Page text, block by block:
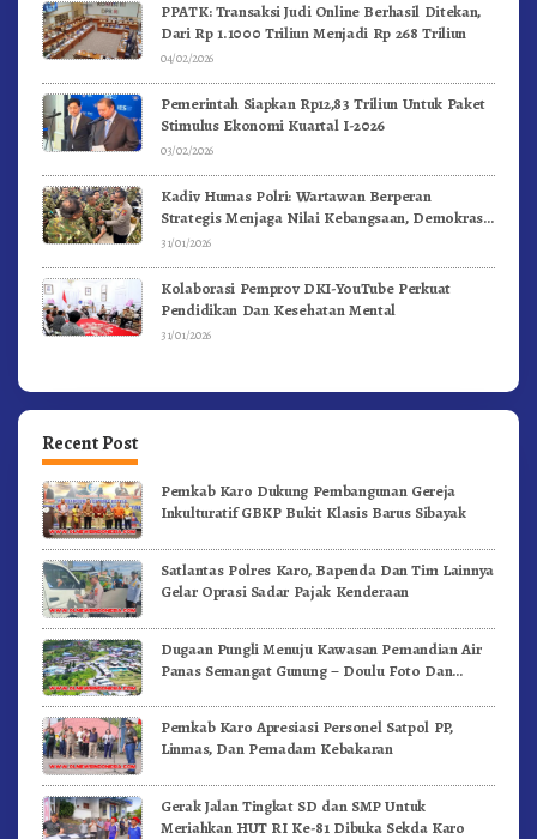
PPATK: Transaksi Judi Online Berhasil Ditekan,
Dari Rp 1.1000 Triliun Menjadi Rp 268 Triliun
04/02/2026
Pemerintah Siapkan Rp12,83 Triliun Untuk Paket
Stimulus Ekonomi Kuartal I-2026
03/02/2026
Kadiv Humas Polri: Wartawan Berperan
Strategis Menjaga Nilai Kebangsaan, Demokrasi,
dan NKRI
31/01/2026
Kolaborasi Pemprov DKI-YouTube Perkuat
Pendidikan Dan Kesehatan Mental
31/01/2026
Recent Post
Pemkab Karo Dukung Pembangunan Gereja
Inkulturatif GBKP Bukit Klasis Barus Sibayak
Satlantas Polres Karo, Bapenda Dan Tim Lainnya
Gelar Oprasi Sadar Pajak Kenderaan
Dugaan Pungli Menuju Kawasan Pemandian Air
Panas Semangat Gunung – Doulu Foto Dan
Pemkab Karo Apresiasi Personel Satpol PP,
Linmas, Dan Pemadam Kebakaran
Gerak Jalan Tingkat SD dan SMP Untuk
Meriahkan HUT RI Ke-81 Dibuka Sekda Karo